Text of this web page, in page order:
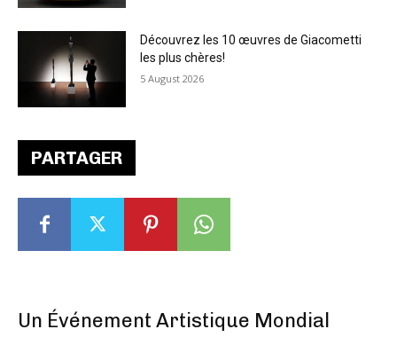
PARTAGER
Un Événement Artistique Mondial
Découvrez les 10 œuvres de Giacometti
les plus chères!
5 August 2026